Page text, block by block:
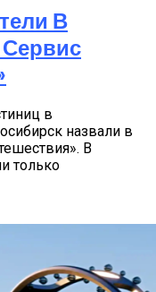
В
в
назвали в
В
только